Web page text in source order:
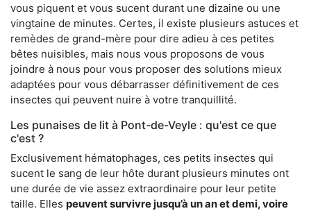
vous piquent et vous sucent durant une dizaine ou une
vingtaine de minutes. Certes, il existe plusieurs astuces et
remèdes de grand-mère pour dire adieu à ces petites
bêtes nuisibles, mais nous vous proposons de vous
joindre à nous pour vous proposer des solutions mieux
adaptées pour vous débarrasser définitivement de ces
insectes qui peuvent nuire à votre tranquillité.
Les punaises de lit à Pont-de-Veyle : qu'est ce que
c'est ?
Exclusivement hématophages, ces petits insectes qui
sucent le sang de leur hôte durant plusieurs minutes ont
une durée de vie assez extraordinaire pour leur petite
taille. Elles peuvent survivre jusqu’à un an et demi, voire